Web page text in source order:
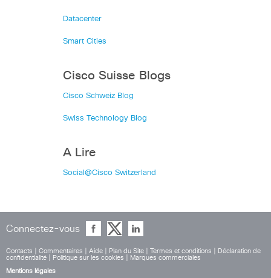
Datacenter
Smart Cities
Cisco Suisse Blogs
Cisco Schweiz Blog
Swiss Technology Blog
A Lire
Social@Cisco Switzerland
Connectez-vous
Contacts Commentaires Aide Plan du Site Termes et conditions
Déclaration de
confidentialité
Politique sur les cookies
Marques commerciales
Mentions légales